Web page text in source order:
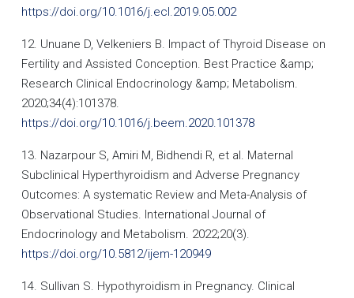
https://doi.org/10.1016/j.ecl.2019.05.002
12. Unuane D, Velkeniers B. Impact of Thyroid Disease on
Fertility and Assisted Conception. Best Practice &amp;
Research Clinical Endocrinology &amp; Metabolism.
2020;34(4):101378.
https://doi.org/10.1016/j.beem.2020.101378
13. Nazarpour S, Amiri M, Bidhendi R, et al. Maternal
Subclinical Hyperthyroidism and Adverse Pregnancy
Outcomes: A systematic Review and Meta-Analysis of
Observational Studies. International Journal of
Endocrinology and Metabolism. 2022;20(3).
https://doi.org/10.5812/ijem-120949
14. Sullivan S. Hypothyroidism in Pregnancy. Clinical